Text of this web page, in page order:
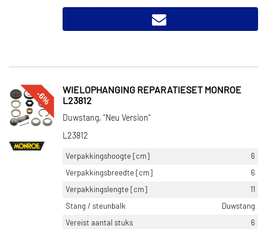
-6%
WIELOPHANGING REPARATIESET MONROE
L23812
Duwstang, "Neu Version"
L23812
Verpakkingshoogte [cm]
6
Verpakkingsbreedte [cm]
6
Verpakkingslengte [cm]
11
Stang / steunbalk
Duwstang
Vereist aantal stuks
6